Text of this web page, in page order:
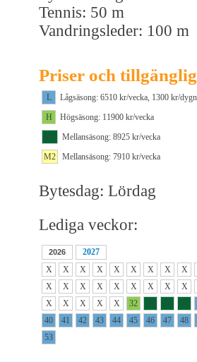
Tennis: 50 m
Vandringsleder: 100 m
Priser och
L
Lågsäsong: 6510 kr/vecka, 1300 kr/dygn
H
Högsäsong: 11900 kr/vecka
M1
Mellansäsong: 8925 kr/vecka
M2
Mellansäsong: 7910 kr/vecka
Bytesdag: Lördag
Lediga veckor:
2026
2027
X
X X X X X X X X
X
X X X X X X X X
X
X X X X 32 33 34 35
40
41 42 43 44 45 46 47 48
53